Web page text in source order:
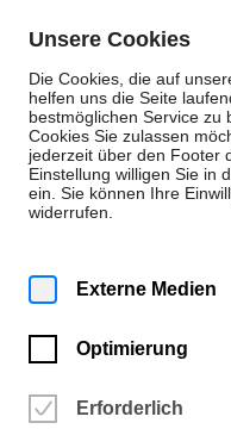
Zum Inhalt springen
Unsere Cookies
Die Cookies, die auf
helfen uns die Seite
bestmöglichen Service zu
Cookies Sie zulassen
jederzeit über den Footer
Einstellung willigen Sie in
ein. Sie können Ihre
widerrufen.
Externe Medien
Optimierung
Erforderlich
Dossiers
Fashion Week Berlin
Auch in diesem Jahr
Bremen auf der
2020“ vertreten. Die
war mit neun